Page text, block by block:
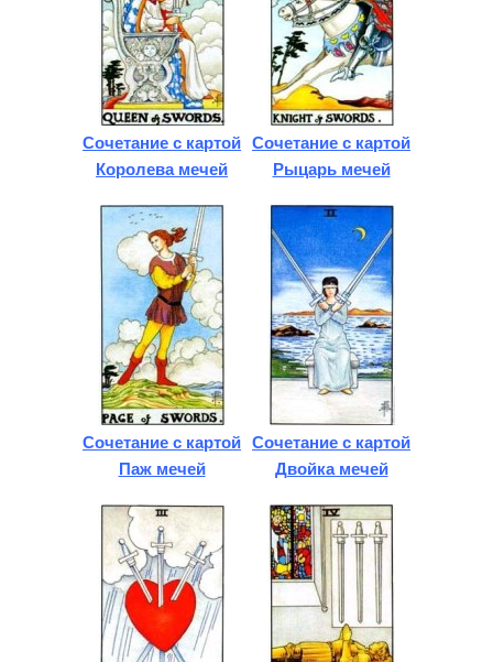
Сочетание с картой
Королева мечей
Сочетание с картой
Рыцарь мечей
Сочетание с картой
Паж мечей
Сочетание с картой
Двойка мечей